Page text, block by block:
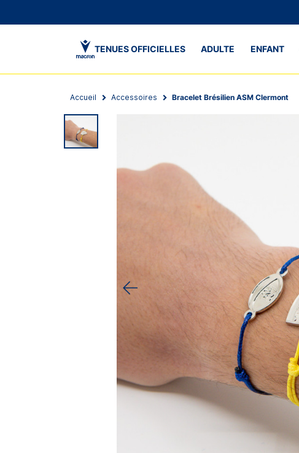
TENUES OFFICIELLES ADULTE ENFANT
Accueil Accessoires Bracelet Brésilien ASM Clermont